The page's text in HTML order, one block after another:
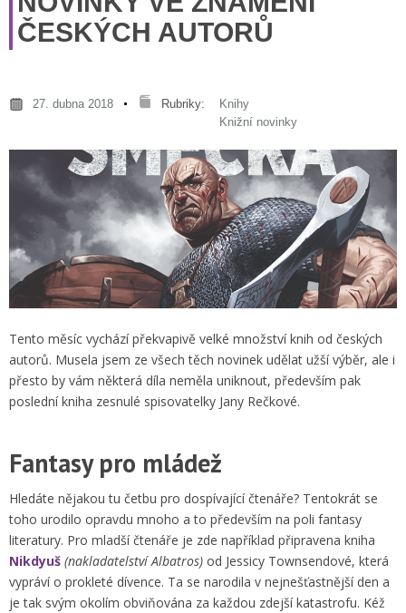
ČESKÝCH AUTORŮ
27. dubna 2018 Rubriky:
Knihy
Knižní novinky
Tento měsíc vychází překvapivě velké množství knih od českých
autorů. Musela jsem ze všech těch novinek udělat užší výběr, ale i
přesto by vám některá díla neměla uniknout, především pak
poslední kniha zesnulé spisovatelky Jany Rečkové.
Fantasy pro mládež
Hledáte nějakou tu četbu pro dospívající čtenáře? Tentokrát se
toho urodilo opravdu mnoho a to především na poli fantasy
literatury. Pro mladší čtenáře je zde například připravena kniha
Nikdyuš (nakladatelství Albatros) od Jessicy Townsendové, která
vypráví o prokleté dívence. Ta se narodila v nejnešťastnější den a
je tak svým okolím obviňována za každou zdejší katastrofu. Kéž